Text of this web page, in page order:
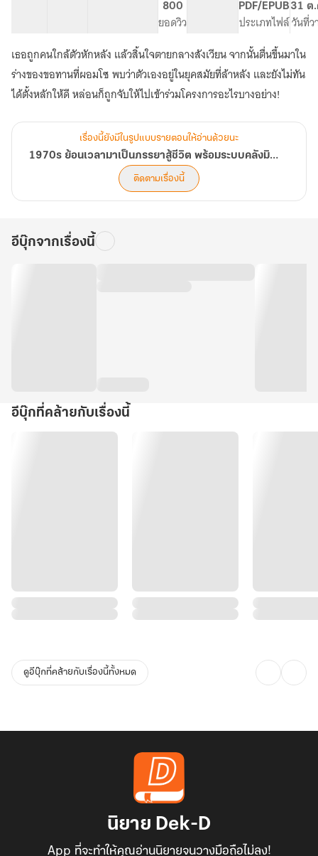
มิติ
วิเศษ
เล่ม
1
มา
เป็น
สู้
ชีวิต
พร้อม
ระบบ
มิติ
วิเศษ
800
ยอดวิว
PDF/EPUB
ประเภทไฟล์
31 ต
วันที่ว
เธอถูกคนใกล้ตัวหักหลัง แล้วสิ้นใจตายกลางสังเวียน จากนั้นตื่นขึ้นมาใน
ร่างของขอทานที่ผอมโซ พบว่าตัวเองอยู่ในยุคสมัยที่ล้าหลัง และยังไม่ทัน
ได้ตั้งหลักให้ดี หล่อนก็ถูกจับให้ไปเข้าร่วมโครงการอะไรบางอย่าง!
เรื่องนี้ยังมีในรูปแบบรายตอนให้อ่านด้วยนะ
1970s ย้อนเวลามาเป็นภรรยาสู้ชีวิต พร้อมระบบคลังมิติวิเศษ
ติดตามเรื่องนี้
อีบุ๊กจากเรื่องนี้
อีบุ๊กที่คล้ายกับเรื่องนี้
ดูอีบุ๊กที่คล้ายกับเรื่องนี้ทั้งหมด
นิยาย Dek-D
App ที่จะทำให้คุณอ่านนิยายจนวางมือถือไม่ลง!